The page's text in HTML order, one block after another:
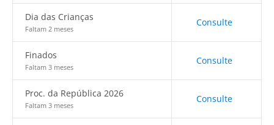
Dia das Crianças
Faltam 2 meses
Consulte
Finados
Faltam 3 meses
Consulte
Proc. da República 2026
Faltam 3 meses
Consulte